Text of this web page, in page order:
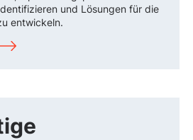
und Lösungen für die
entwickeln.